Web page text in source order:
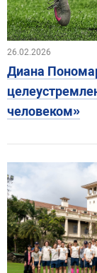
26.02.2026
Диана
человеком»